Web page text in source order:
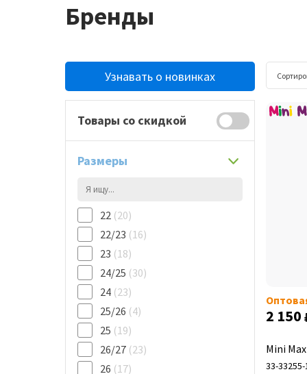
Бренды
Узнавать о новинках
Товары со скидкой
Размеры
22 (20)
22/23 (16)
23 (18)
24/25 (30)
24 (23)
25/26 (4)
25 (19)
26/27 (23)
26 (17)
2 150
Mini
33-